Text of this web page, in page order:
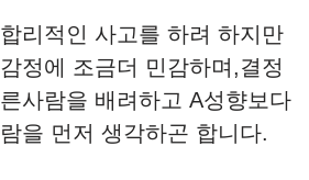
리적인 사고를 하려 하지만
정에 조금더 민감하며,결정
사람을 배려하고 A성향보다
을 먼저 생각하곤 합니다.